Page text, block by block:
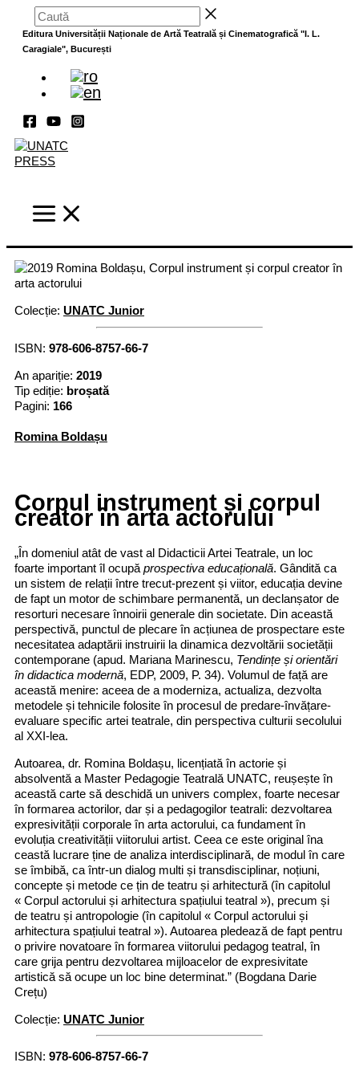
content
Caută
Editura Universității Naționale de Artă Teatrală și Cinematografică "I. L.
Caragiale", București
Colecție: UNATC Junior
ISBN: 978-606-8757-66-7
An apariție: 2019
Tip ediție: broșată
Pagini: 166
Romina Boldașu
Corpul instrument și corpul
creator în arta actorului
„În domeniul atât de vast al Didacticii Artei Teatrale, un loc
foarte important îl ocupă prospectiva educațională. Gândită ca
un sistem de relații între trecut-prezent și viitor, educația devine
de fapt un motor de schimbare permanentă, un declanșator de
resorturi necesare înnoirii generale din societate. Din această
perspectivă, punctul de plecare în acțiunea de prospectare este
necesitatea adaptării instruirii la dinamica dezvoltării societății
contemporane (apud. Mariana Marinescu, Tendințe și orientări
în didactica modernă, EDP, 2009, P. 34). Volumul de față are
această menire: aceea de a moderniza, actualiza, dezvolta
metodele și tehnicile folosite în procesul de predare-învățare-
evaluare specific artei teatrale, din perspectiva culturii secolului
al XXI-lea.
Autoarea, dr. Romina Boldașu, licențiată în actorie și
absolventă a Master Pedagogie Teatrală UNATC, reușește în
această carte să deschidă un univers complex, foarte necesar
în formarea actorilor, dar și a pedagogilor teatrali: dezvoltarea
expresivității corporale în arta actorului, ca fundament în
evoluția creativității viitorului artist. Ceea ce este original îna
ceastă lucrare ține de analiza interdisciplinară, de modul în care
se îmbibă, ca într-un dialog multi și transdisciplinar, noțiuni,
concepte și metode ce țin de teatru și arhitectură (în capitolul
« Corpul actorului și arhitectura spațiului teatral »), precum și
de teatru și antropologie (în capitolul « Corpul actorului și
arhitectura spațiului teatral »). Autoarea pledează de fapt pentru
o privire novatoare în formarea viitorului pedagog teatral, în
care grija pentru dezvoltarea mijloacelor de expresivitate
artistică să ocupe un loc bine determinat.” (Bogdana Darie
Crețu)
Colecție: UNATC Junior
ISBN: 978-606-8757-66-7